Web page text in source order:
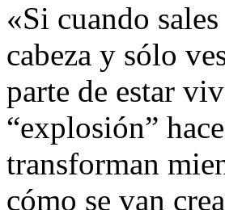
«Si cuando
cabeza y sólo
parte de estar
“explosión”
transforman
cómo se van